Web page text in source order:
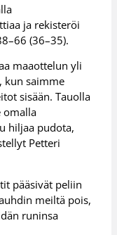
ja rekisteröi
(36–35).
maaottelun yli
kun saimme
sisään. Tauolla
omalla
hiljaa pudota,
Petteri
pääsivät peliin
meiltä pois,
runinsa